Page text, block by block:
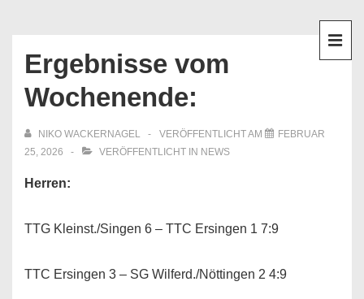
InhaltErgebnisse vom
Wochenende:
NIKO WACKERNAGEL VERÖFFENTLICHT AM
FEBRUAR
25, 2026
VERÖFFENTLICHT IN NEWS
Herren:
TTG Kleinst./Singen 6 – TTC Ersingen 1 7:9
TTC Ersingen 3 – SG Wilferd./Nöttingen 2 4:9